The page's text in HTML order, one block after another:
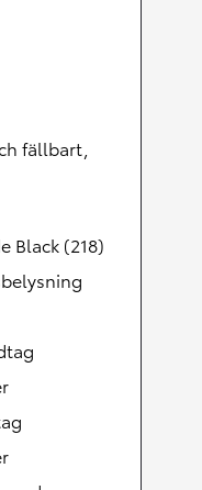
fällbart,
Black (218)